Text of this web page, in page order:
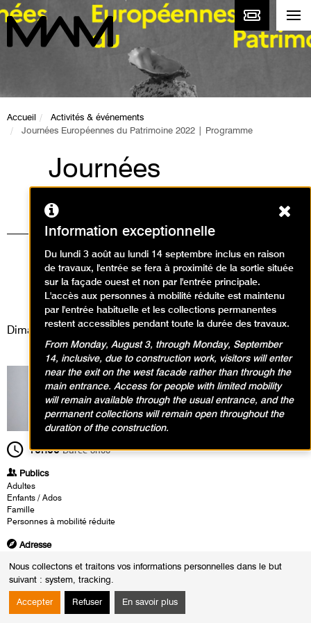
Nous collectons et traitons vos informations personnelles dans le but
suivant : system, tracking.
Accepter Refuser En savoir plus
Accueil
Activités & événements
Journées Européennes du Patrimoine 2022 | Programme
Journées
Européennes du
Patrimoine 2022 |
Programme
Événement / Journées du
Patrimoine
Dimanche 18 septembre 2022
10h00Durée8h00
Publics
Adultes
Enfants / Ados
Famille
Personnes à mobilité réduite
Adresse
Heures
au :
Dimanche 18 septembre 2022
Information exceptionnelle
Du lundi 3 août au lundi 14 septembre inclus en raison
de travaux, l'entrée se fera à proximité de la sortie située
sur la façade ouest et non par l'entrée principale.
L'accès aux personnes à mobilité réduite est maintenu
par l'entrée habituelle et les collections permanentes
restent accessibles pendant toute la durée des travaux.
From Monday, August 3, through Monday, September
14, inclusive, due to construction work, visitors will enter
near the exit on the west facade rather than through the
main entrance. Access for people with limited mobility
will remain available through the usual entrance, and the
permanent collections will remain open throughout the
duration of the construction.